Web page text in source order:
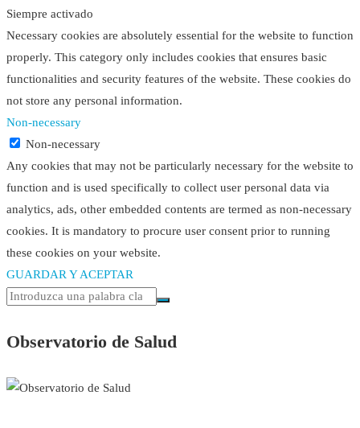
Siempre activado
Necessary cookies are absolutely essential for the website to function
properly. This category only includes cookies that ensures basic
functionalities and security features of the website. These cookies do
not store any personal information.
Non-necessary
Non-necessary
Any cookies that may not be particularly necessary for the website to
function and is used specifically to collect user personal data via
analytics, ads, other embedded contents are termed as non-necessary
cookies. It is mandatory to procure user consent prior to running
these cookies on your website.
GUARDAR Y ACEPTAR
Observatorio de Salud